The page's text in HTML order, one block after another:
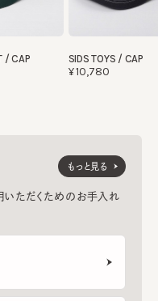
/ CAP SIDS TOYS / CAP
¥10,780
いただくためのお手入れ
もっと見る